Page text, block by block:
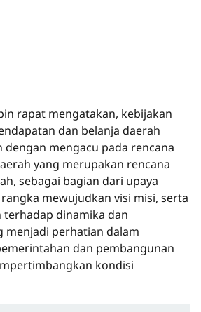
rapat mengatakan, kebijakan
dan belanja daerah
dengan mengacu pada rencana
yang merupakan rencana
sebagai bagian dari upaya
mewujudkan visi misi, serta
dinamika dan
menjadi perhatian dalam
dan pembangunan
kondisi